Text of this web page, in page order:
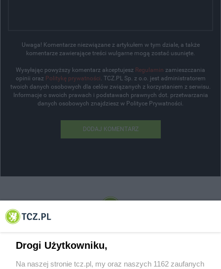
Uwaga! Komentarze niezwiązane z artykułem w tym dziale, a także
komentarze zawierające treści wulgarne mogą zostać usunięte.
Wysyłając powyższy komentarz akceptujesz Regulamin zamieszczania
opinii oraz Politykę prywatności . TCZ.PL Sp. z o.o. jest administratorem
twoich danych osobowych dla celów związanych z korzystaniem z serwisu.
Informacje o swoich prawach i podstawach prawnych dot. przetwarzania
danych osobowych znajdziesz w Polityce Prywatności.
DODAJ KOMENTARZ
© 2001-2026 Tczew - TCZ.PL Sp. z o.o. Internetowy Serwis Informacyjny Miasta
Drogi Użytkowniku,
Na naszej stronie tcz.pl, my oraz naszych 1162 zaufanych